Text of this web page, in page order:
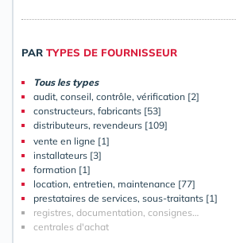
PAR TYPES DE FOURNISSEUR
Tous les types
audit, conseil, contrôle, vérification [2]
constructeurs, fabricants [53]
distributeurs, revendeurs [109]
vente en ligne [1]
installateurs [3]
formation [1]
location, entretien, maintenance [77]
prestataires de services, sous-traitants [1]
registres, documentation, consignes…
centrales d'achat